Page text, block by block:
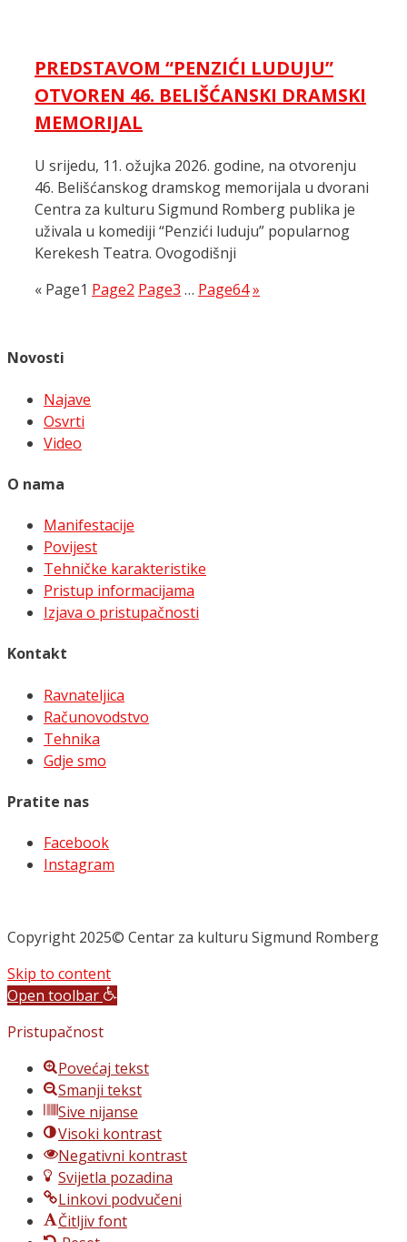
PREDSTAVOM “PENZIĆI LUDUJU”
OTVOREN 46. BELIŠĆANSKI DRAMSKI
MEMORIJAL
U srijedu, 11. ožujka 2026. godine, na otvorenju
46. Belišćanskog dramskog memorijala u dvorani
Centra za kulturu Sigmund Romberg publika je
uživala u komediji “Penzići luduju” popularnog
Kerekesh Teatra. Ovogodišnji
« Page1 Page2 Page3 … Page64»
Novosti
Najave
Osvrti
Video
O nama
Manifestacije
Povijest
Tehničke karakteristike
Pristup informacijama
Izjava o pristupačnosti
Kontakt
Ravnateljica
Računovodstvo
Tehnika
Gdje smo
Pratite nas
Facebook
Instagram
Copyright 2025© Centar za kulturu Sigmund Romberg
Skip to content
Open toolbar
Pristupačnost
Povećaj tekst
Smanji tekst
Sive nijanse
Visoki kontrast
Negativni kontrast
Svijetla pozadina
Linkovi podvučeni
Čitljiv font